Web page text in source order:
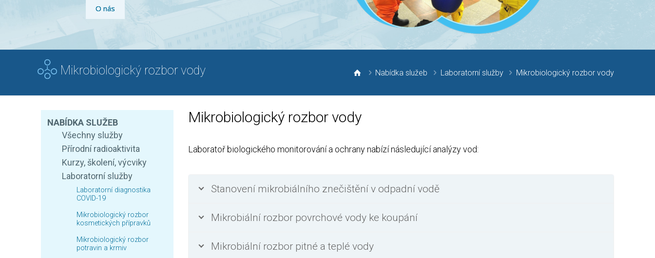
O nás
Mikrobiologický rozbor vody Nabídka služeb Laboratorní služby Mikrobiologický rozbor vody
NABÍDKA SLUŽEB
Všechny služby
Přírodní radioaktivita
Kurzy, školení, výcviky
Laboratorní služby
Laboratorní diagnostika
COVID-19
Mikrobiologický rozbor
kosmetických přípravků
Mikrobiologický rozbor
potravin a krmiv
Mikrobiologický rozbor vody
Laboratoř biologického monitorování a ochrany nabízí následující analýzy vod:
Stanovení mikrobiálního znečištění v odpadní vodě
Mikrobiální rozbor povrchové vody ke koupání
Mikrobiální rozbor pitné a teplé vody